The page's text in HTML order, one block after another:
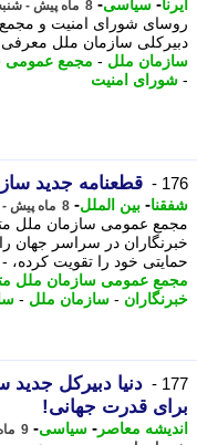
ایرنا- سیاسی- 8 ماه پیش - شنبه 8 آذر 1404، 05:15
دبیرکلی سازمان ملل معرفی تا
سازمان ملل - مجمع عمومی
- شورای امنیت
176 - قطعنامه جدید
شفقنا- بین الملل- 8 ماه پیش - جمعه 7 آذر 1404، 22:27
مجمع عمومی سازمان ملل
خبرنگاران در سراسر جهان
حمایتی خود را تقویت کرده، -
مجمع عمومی سازمان ملل
خبرنگاران - سازمان ملل -
177 -
دنیا دبیرکل
برای قدرت جهانی!
اندیشه معاصر - سیاسی- 9 ماه پیش - چهارشنبه 5 آذر 1404، 12:28